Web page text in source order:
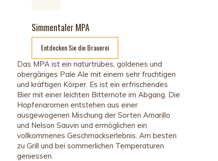
Simmentaler MPA
Entdecken Sie die Brauerei
Das MPA ist ein naturtrübes, goldenes und
obergäriges Pale Ale mit einem sehr fruchtigen
und kräftigen Körper. Es ist ein erfrischendes
Bier mit einer leichten Bitternote im Abgang. Die
Hopfenaromen entstehen aus einer
ausgewogenen Mischung der Sorten Amarillo
und Nelson Sauvin und ermöglichen ein
vollkommenes Geschmackserlebnis. Am besten
zu Grill und bei sommerlichen Temperaturen
geniessen.